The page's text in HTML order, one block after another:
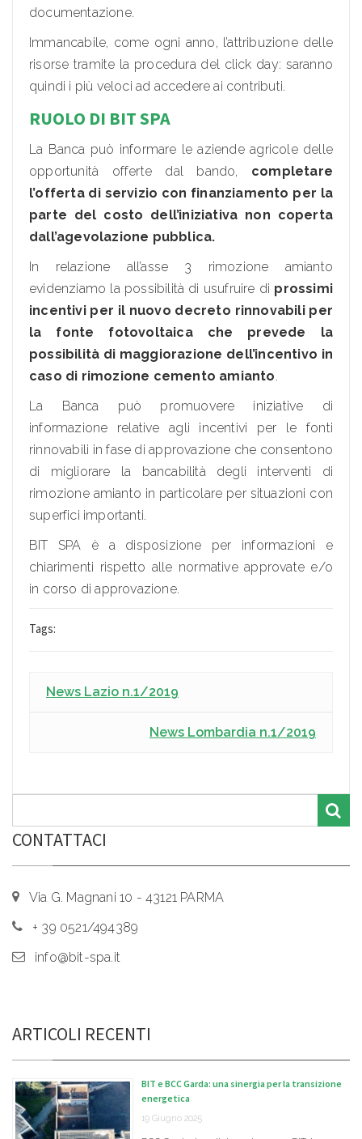
documentazione.
Immancabile, come ogni anno, l’attribuzione delle
risorse tramite la procedura del click day: saranno
quindi i più veloci ad accedere ai contributi.
RUOLO DI BIT SPA
La Banca può informare le aziende agricole delle
opportunità offerte dal bando, completare
l’offerta di servizio con finanziamento per la
parte del costo dell’iniziativa non coperta
dall’agevolazione pubblica.
In relazione all’asse 3 rimozione amianto
evidenziamo la possibilità di usufruire di prossimi
incentivi per il nuovo decreto rinnovabili per
la fonte fotovoltaica
che prevede la
possibilità di maggiorazione dell’incentivo in
caso di rimozione cemento amianto.
La Banca può promuovere iniziative di
informazione relative agli incentivi per le fonti
rinnovabili in fase di approvazione che consentono
di migliorare la bancabilità degli interventi di
rimozione amianto in particolare per situazioni con
superfici importanti.
BIT SPA è a disposizione per informazioni e
chiarimenti rispetto alle normative approvate e/o
in corso di approvazione.
Tags:
News Lazio n.1/2019
News Lombardia n.1/2019
CONTATTACI
Via G. Magnani 10 - 43121 PARMA
+ 39 0521/494389
info@bit-spa.it
ARTICOLI RECENTI
BIT e BCC Garda: una sinergia per la transizione
energetica
19 Giugno 2025